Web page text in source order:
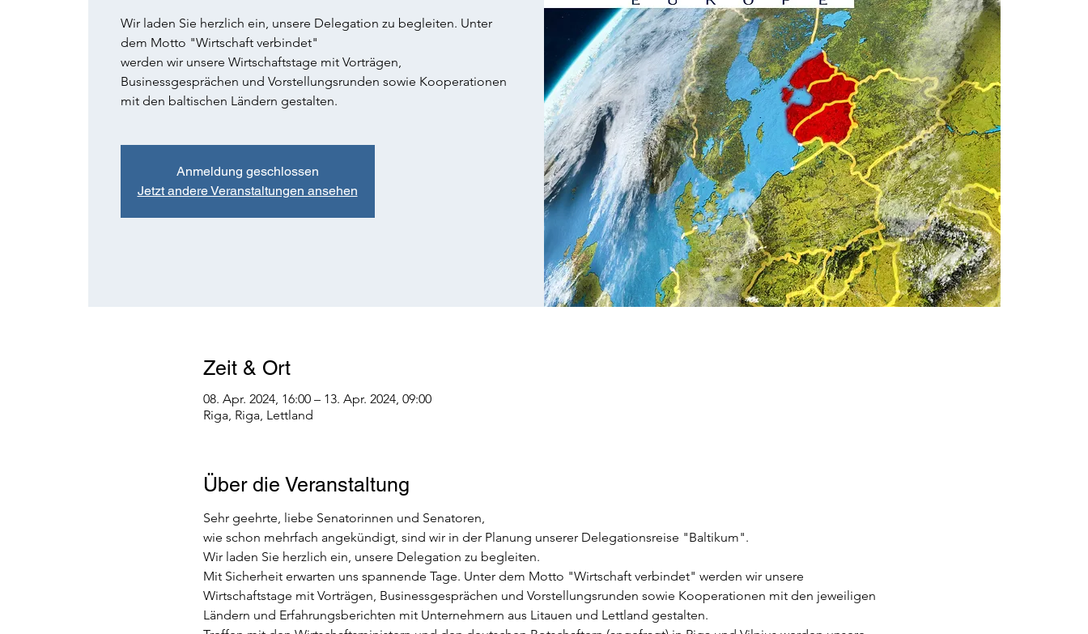
Wir laden Sie herzlich ein, unsere Delegation zu begleiten. Unter
dem Motto "Wirtschaft verbindet"
werden wir unsere Wirtschaftstage mit Vorträgen,
Businessgesprächen und Vorstellungsrunden sowie Kooperationen
mit den baltischen Ländern gestalten.
Anmeldung geschlossen
Jetzt andere Veranstaltungen ansehen
Zeit & Ort
08. Apr. 2024, 16:00 – 13. Apr. 2024, 09:00
Riga, Riga, Lettland
Über die Veranstaltung
Sehr geehrte, liebe Senatorinnen und Senatoren,
wie schon mehrfach angekündigt, sind wir in der Planung unserer Delegationsreise "Baltikum".
Wir laden Sie herzlich ein, unsere Delegation zu begleiten.
Mit Sicherheit erwarten uns spannende Tage. Unter dem Motto "Wirtschaft verbindet" werden wir unsere
Wirtschaftstage mit Vorträgen, Businessgesprächen und Vorstellungsrunden sowie Kooperationen mit den jeweiligen
Ländern und Erfahrungsberichten mit Unternehmern aus Litauen und Lettland gestalten.